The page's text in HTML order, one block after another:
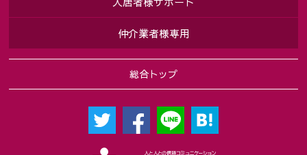
総合トップ
仲介業者様専用